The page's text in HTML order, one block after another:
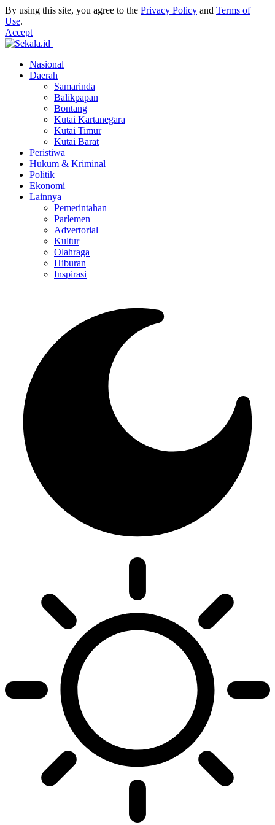
By using this site, you agree to the Privacy Policy and Terms of
Use.
Accept
Nasional
Daerah
Samarinda
Balikpapan
Bontang
Kutai Kartanegara
Kutai Timur
Kutai Barat
Peristiwa
Hukum & Kriminal
Politik
Ekonomi
Lainnya
Pemerintahan
Parlemen
Advertorial
Kultur
Olahraga
Hiburan
Inspirasi